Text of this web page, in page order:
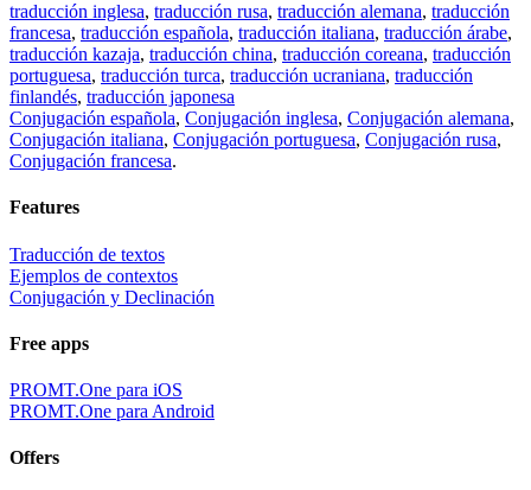
traducción inglesa, traducción rusa, traducción alemana, traducción
francesa, traducción española, traducción italiana, traducción árabe,
traducción kazaja, traducción china, traducción coreana, traducción
portuguesa, traducción turca, traducción ucraniana, traducción
finlandés, traducción japonesa
Conjugación española, Conjugación inglesa, Conjugación alemana,
Conjugación italiana, Conjugación portuguesa, Conjugación rusa,
Conjugación francesa.
Features
Traducción de textos
Ejemplos de contextos
Conjugación y Declinación
Free apps
PROMT.One para iOS
PROMT.One para Android
Offers